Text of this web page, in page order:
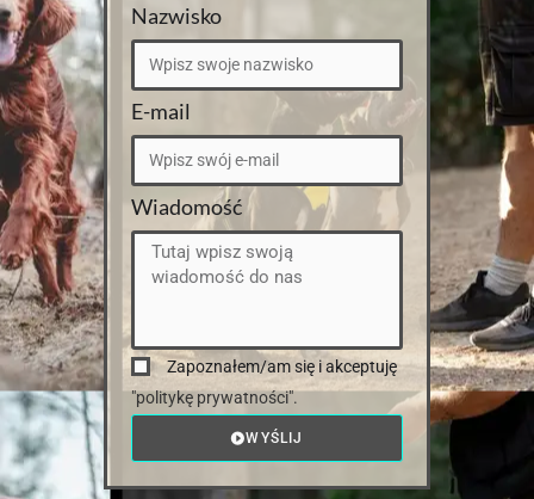
Nazwisko
E-mail
Wiadomość
Zapoznałem/am się i akceptuję
"politykę prywatności".
WYŚLIJ